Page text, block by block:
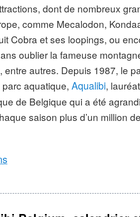
dont de nombreux
comme Mecalodon,
Cobra et ses loopings, ou
oublier la fameuse
entre autres. Depuis 1987, le
aquatique, Aqualibi,
de Belgique qui a été
saison plus d’un million de
: plus de 40 attractions,
aquatiques et 15